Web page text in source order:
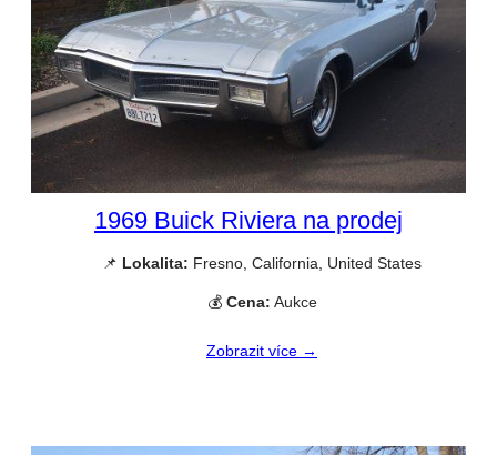
1969 Buick Riviera na prodej
📌 Lokalita: Fresno, California, United States
💰 Cena: Aukce
Zobrazit více →